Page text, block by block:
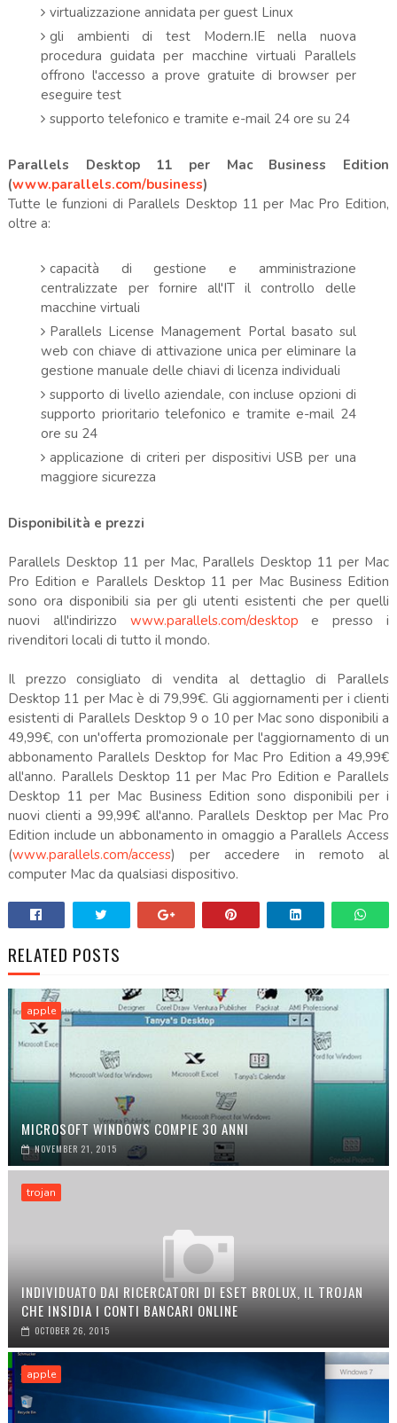
virtualizzazione annidata per guest Linux
gli ambienti di test Modern.IE nella nuova
procedura guidata per macchine virtuali Parallels
offrono l'accesso a prove gratuite di browser per
eseguire test
supporto telefonico e tramite e-mail 24 ore su 24
Parallels Desktop 11 per Mac Business Edition
(www.parallels.com/business)
Tutte le funzioni di Parallels Desktop 11 per Mac Pro Edition,
oltre a:
capacità di gestione e amministrazione
centralizzate per fornire all'IT il controllo delle
macchine virtuali
Parallels License Management Portal basato sul
web con chiave di attivazione unica per eliminare la
gestione manuale delle chiavi di licenza individuali
supporto di livello aziendale, con incluse opzioni di
supporto prioritario telefonico e tramite e-mail 24
ore su 24
applicazione di criteri per dispositivi USB per una
maggiore sicurezza
Disponibilità e prezzi
Parallels Desktop 11 per Mac, Parallels Desktop 11 per Mac
Pro Edition e Parallels Desktop 11 per Mac Business Edition
sono ora disponibili sia per gli utenti esistenti che per quelli
nuovi all'indirizzo www.parallels.com/desktop e presso i
rivenditori locali di tutto il mondo.
Il prezzo consigliato di vendita al dettaglio di Parallels
Desktop 11 per Mac è di 79,99€. Gli aggiornamenti per i clienti
esistenti di Parallels Desktop 9 o 10 per Mac sono disponibili a
49,99€, con un'offerta promozionale per l'aggiornamento di un
abbonamento Parallels Desktop for Mac Pro Edition a 49,99€
all'anno. Parallels Desktop 11 per Mac Pro Edition e Parallels
Desktop 11 per Mac Business Edition sono disponibili per i
nuovi clienti a 99,99€ all'anno. Parallels Desktop per Mac Pro
Edition include un abbonamento in omaggio a Parallels Access
(www.parallels.com/access) per accedere in remoto al
computer Mac da qualsiasi dispositivo.
RELATED POSTS
apple
MICROSOFT WINDOWS COMPIE 30 ANNI
NOVEMBER 21, 2015
trojan
INDIVIDUATO DAI RICERCATORI DI ESET BROLUX, IL TROJAN
CHE INSIDIA I CONTI BANCARI ONLINE
OCTOBER 26, 2015
apple